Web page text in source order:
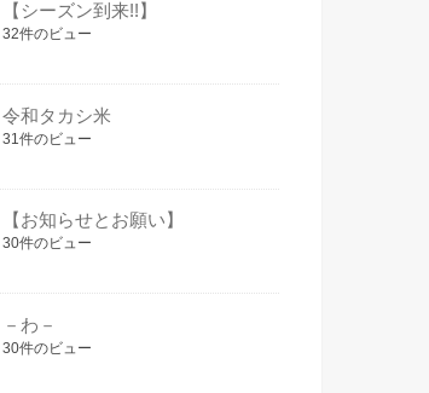
【シーズン到来!!】
32件のビュー
令和タカシ米
31件のビュー
【お知らせとお願い】
30件のビュー
－わ－
30件のビュー